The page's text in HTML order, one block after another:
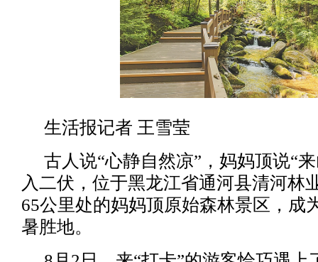
生活报记者 王雪莹
古人说“心静自然凉”，妈妈顶说“
入二伏，位于黑龙江省通河县清河林
65公里处的妈妈顶原始森林景区，成
暑胜地。